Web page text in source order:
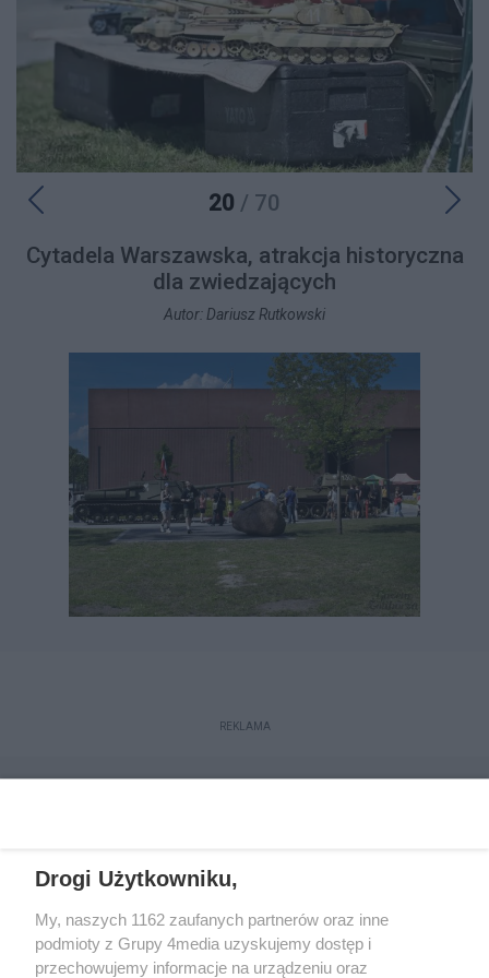
20 / 70
Cytadela Warszawska, atrakcja historyczna
dla zwiedzających
Autor: Dariusz Rutkowski
REKLAMA
Drogi Użytkowniku,
My, naszych 1162 zaufanych partnerów oraz inne
podmioty z Grupy 4media uzyskujemy dostęp i
przechowujemy informacje na urządzeniu oraz